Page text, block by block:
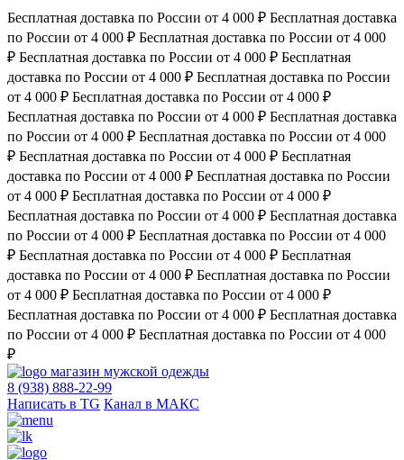
Бесплатная доставка по России от 4 000 ₽ Бесплатная доставка
по России от 4 000 ₽ Бесплатная доставка по России от 4 000
₽ Бесплатная доставка по России от 4 000 ₽ Бесплатная
доставка по России от 4 000 ₽ Бесплатная доставка по России
от 4 000 ₽ Бесплатная доставка по России от 4 000 ₽
Бесплатная доставка по России от 4 000 ₽ Бесплатная доставка
по России от 4 000 ₽ Бесплатная доставка по России от 4 000
₽ Бесплатная доставка по России от 4 000 ₽ Бесплатная
доставка по России от 4 000 ₽ Бесплатная доставка по России
от 4 000 ₽ Бесплатная доставка по России от 4 000 ₽
Бесплатная доставка по России от 4 000 ₽ Бесплатная доставка
по России от 4 000 ₽ Бесплатная доставка по России от 4 000
₽ Бесплатная доставка по России от 4 000 ₽ Бесплатная
доставка по России от 4 000 ₽ Бесплатная доставка по России
от 4 000 ₽ Бесплатная доставка по России от 4 000 ₽
Бесплатная доставка по России от 4 000 ₽ Бесплатная доставка
по России от 4 000 ₽ Бесплатная доставка по России от 4 000
₽
магазин мужской одежды
8 (938) 888-22-99
Написать в TG Канал в МАКС